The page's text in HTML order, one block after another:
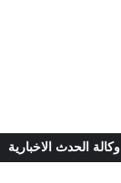
وكالة الحدث الاخبارية